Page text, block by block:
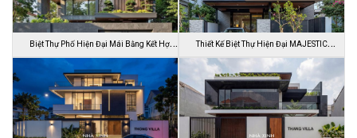
Biệt Thự Phố Hiện Đại Mái Bằng Kết Hợp Thiết Kế Biệt Thự Hiện Đại MAJESTIC
MODE…